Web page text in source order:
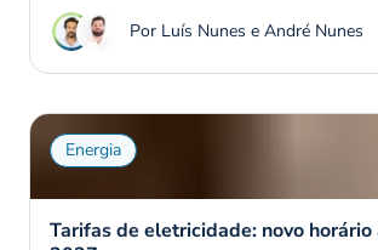
Por Luís Nunes e André Nunes
Energia
Tarifas de eletricidade: novo